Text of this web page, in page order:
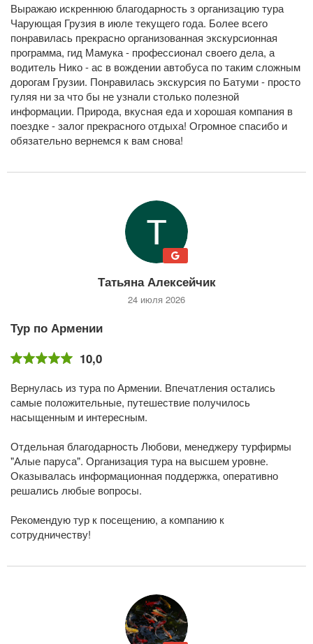
Выражаю искреннюю благодарность з организацию тура
Чарующая Грузия в июле текущего года. Более всего
понравилась прекрасно организованная экскурсионная
программа, гид Мамука - профессионал своего дела, а
водитель Нико - ас в вождении автобуса по таким сложным
дорогам Грузии. Понравилась экскурсия по Батуми - просто
гуляя ни за что бы не узнали столько полезной
информации. Природа, вкусная еда и хорошая компания в
поездке - залог прекрасного отдыха! Огромное спасибо и
обязательно вернемся к вам снова!
Татьяна Алексейчик
24 июля 2026
Тур по Армении
10,0
Вернулась из тура по Армении. Впечатления остались
самые положительные, путешествие получилось
насыщенным и интересным.
Отдельная благодарность Любови, менеджеру турфирмы
"Алые паруса". Организация тура на высшем уровне.
Оказывалась информационная поддержка, оперативно
решались любые вопросы.
Рекомендую тур к посещению, а компанию к
сотрудничеству!